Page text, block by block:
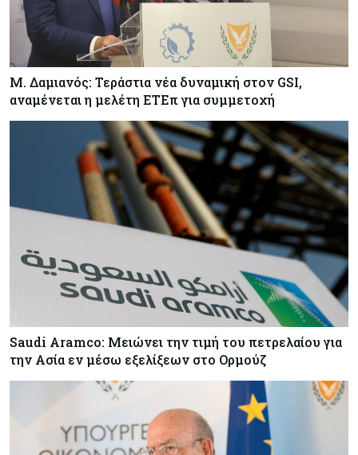
Ο 24χρονος «Νοστράδαμος» της AI είχε δίκαιο
για όλα. Κι όμως έχασε (σχεδόν) τα πάντα
Κόσμος 06-08-2026
Η Ινδία ανεβάζει ταχύτητα στη διάλυση πλοίων
– Στο 35,4% το παγκόσμιο μερίδιό της
Κύπρος 06-08-2026
ΠτΔ: Υπεράνω όλων το δημόσιο συμφέρον – Όλα
όσα έγιναν στην τελετή διαβεβαίωσης των
νέων μελών της κυβέρνησης
Κόσμος 06-08-2026
Ήπια κέρδη στις ευρωαγορές – Αντέχει ο
τεχνολογικός κλάδος παρά τις πιέσεις στην
Μ. Δαμιανός: Τεράστια νέα δυναμική στον GSI,
αναμένεται η μελέτη ΕΤΕπ για συμμετοχή
Saudi Aramco: Μειώνει την τιμή του πετρελαίου για
την Ασία εν μέσω εξελίξεων στο Ορμούζ